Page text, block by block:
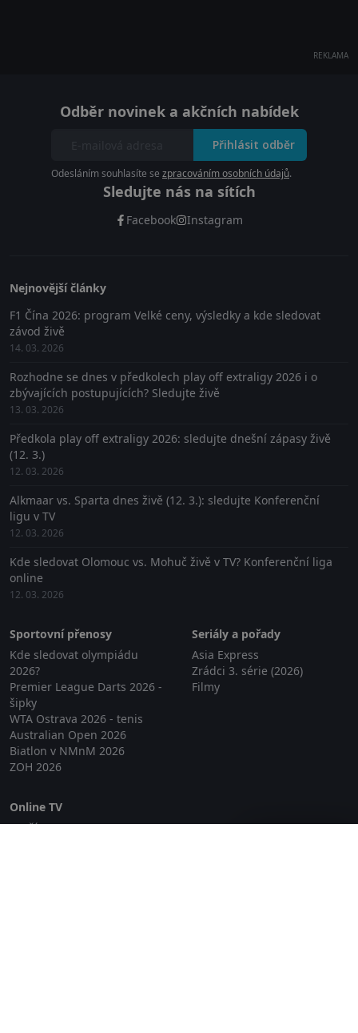
REKLAMA
Odběr novinek a akčních nabídek
Přihlásit odběr
Odesláním souhlasíte se zpracováním osobních údajů.
Sledujte nás na sítích
Facebook Instagram
Nejnovější články
F1 Čína 2026: program Velké ceny, výsledky a kde sledovat
závod živě
14. 03. 2026
Rozhodne se dnes v předkolech play off extraligy 2026 i o
zbývajících postupujících? Sledujte živě
13. 03. 2026
Předkola play off extraligy 2026: sledujte dnešní zápasy živě
(12. 3.)
12. 03. 2026
Alkmaar vs. Sparta dnes živě (12. 3.): sledujte Konferenční
ligu v TV
12. 03. 2026
Kde sledovat Olomouc vs. Mohuč živě v TV? Konferenční liga
online
12. 03. 2026
Sportovní přenosy
Kde sledovat olympiádu
2026?
Premier League Darts 2026 -
šipky
WTA Ostrava 2026 - tenis
Australian Open 2026
Biatlon v NMnM 2026
ZOH 2026
Seriály a pořady
Asia Express
Zrádci 3. série (2026)
Filmy
Online TV
Lepší.TV